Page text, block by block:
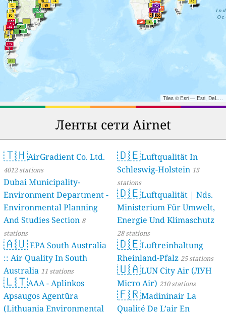
Tiles © Esri — Esri, DeLorme, NAVTEQ, TomTom, Intermap, iPC, USGS, FAO, NPS, NRCAN, GeoBase, Kadaster NL, Ordnance Survey, Esri Japan, METI, Esri China (Hong Kong), and the GIS User Community
Ленты сети Airnet
🇹🇭AirGradient Co. Ltd.
4012 stations
Dubai Municipality-
Environment Department -
Environmental Planning
And Studies Section 8
stations
🇦🇺EPA South Australia
:: Air Quality In South
Australia 11 stations
🇱🇹AAA - Aplinkos
Apsaugos Agentūra
(Lithuania Environmental
🇩🇪Luftqualität In
Schleswig-Holstein 15
stations
🇩🇪Luftqualität | Nds.
Ministerium Für Umwelt,
Energie Und Klimaschutz
28 stations
🇩🇪Luftreinhaltung
Rheinland-Pfalz 25 stations
🇺🇦LUN City Air (ЛУН
Місто Air) 210 stations
🇫🇷Madininair La
Qualité De L’air En